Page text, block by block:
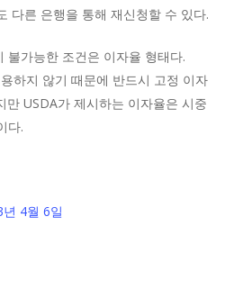
다른 은행을 통해 재신청할 수 있다.
불가능한 조건은 이자율 형태다.
하지 않기 때문에 반드시 고정 이자
만 USDA가 제시하는 이자율은 시중
다.
4월 6일